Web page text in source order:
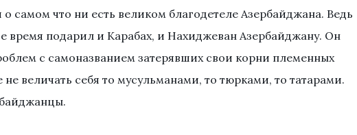
самом что ни есть великом благодетеле Азербайджана. Ведь
время подарил и Карабах, и Нахиджеван Азербайджану. Он
с самоназванием затерявших свои корни племенных
не величать себя то мусульманами, то тюрками, то татарами.